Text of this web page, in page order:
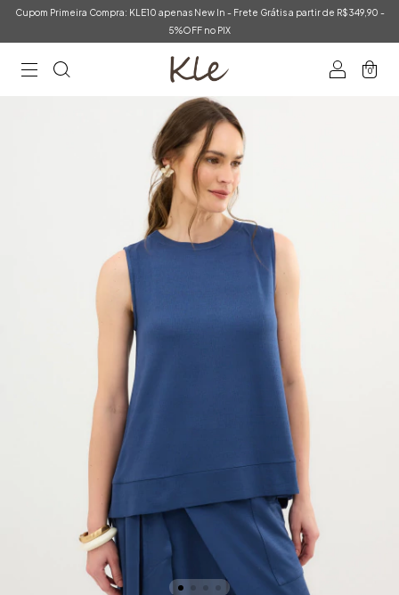
Cupom Primeira Compra: KLE10 apenas New In - Frete Grátis a partir de R$349,90 -
5%OFF no PIX
0